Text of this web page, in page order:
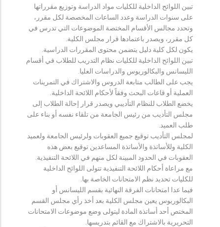
تبين اللوائح الداخلية للكليات مواد الدراسة وتوزيع مقرراتها
على سنوات الدراسة وعدد الساعات المخصصة لكل مقرر،
وتحدد مجالس الأقسام المختصة الموضوعات التي تدرس في
كل مقرر، ويصدر باعتمادها قرار مجلس الكلية.
يكون لكل كلية دليل يتضمن محتوى المقررات الدراسية.
تبين اللوائح الداخلية للكليات نظام التدريب للطلاب في أقسام
الليسانس والبكالوريوس والدراسات العليا.
يجب على الطالب متابعة الدروس والاشتراك في التمرينات
العملية أو قاعات البحث وفقاً لأحكام اللائحة الداخلية.
يخضع الطلاب للنظام التأديبي ويصدر قرار إحالة الطلاب إلى
مجلس التأديب من رئيس الجامعة من تلقاء نفسه أو بناء على
طلب العميد.
لمجلس التأديب توقيع جميع العقوبات ولرئيس الجامعة ولعميد
الكلية وللأساتذة والأساتذة المساعدين توقيع بعض هذه
العقوبات في الحدود المبينة لكل منهم في اللائحة التنفيذية.
مع مراعاة أحكام اللائحة التنفيذية تتولى اللوائح الداخلية
للكليات تحديد نظم الامتحانات الخاصة بها.
فيما عدا امتحانات الفرقة النهائية بقسم الليسانس أو
البكالوريوس يعين مجلس الكلية بعد أخذ رأي مجلس القسم
المختص أحد أساتذة المادة ليتولى وضع موضوعات الامتحانات
التحريرية بالاشتراك مع القائم بتدريسها.